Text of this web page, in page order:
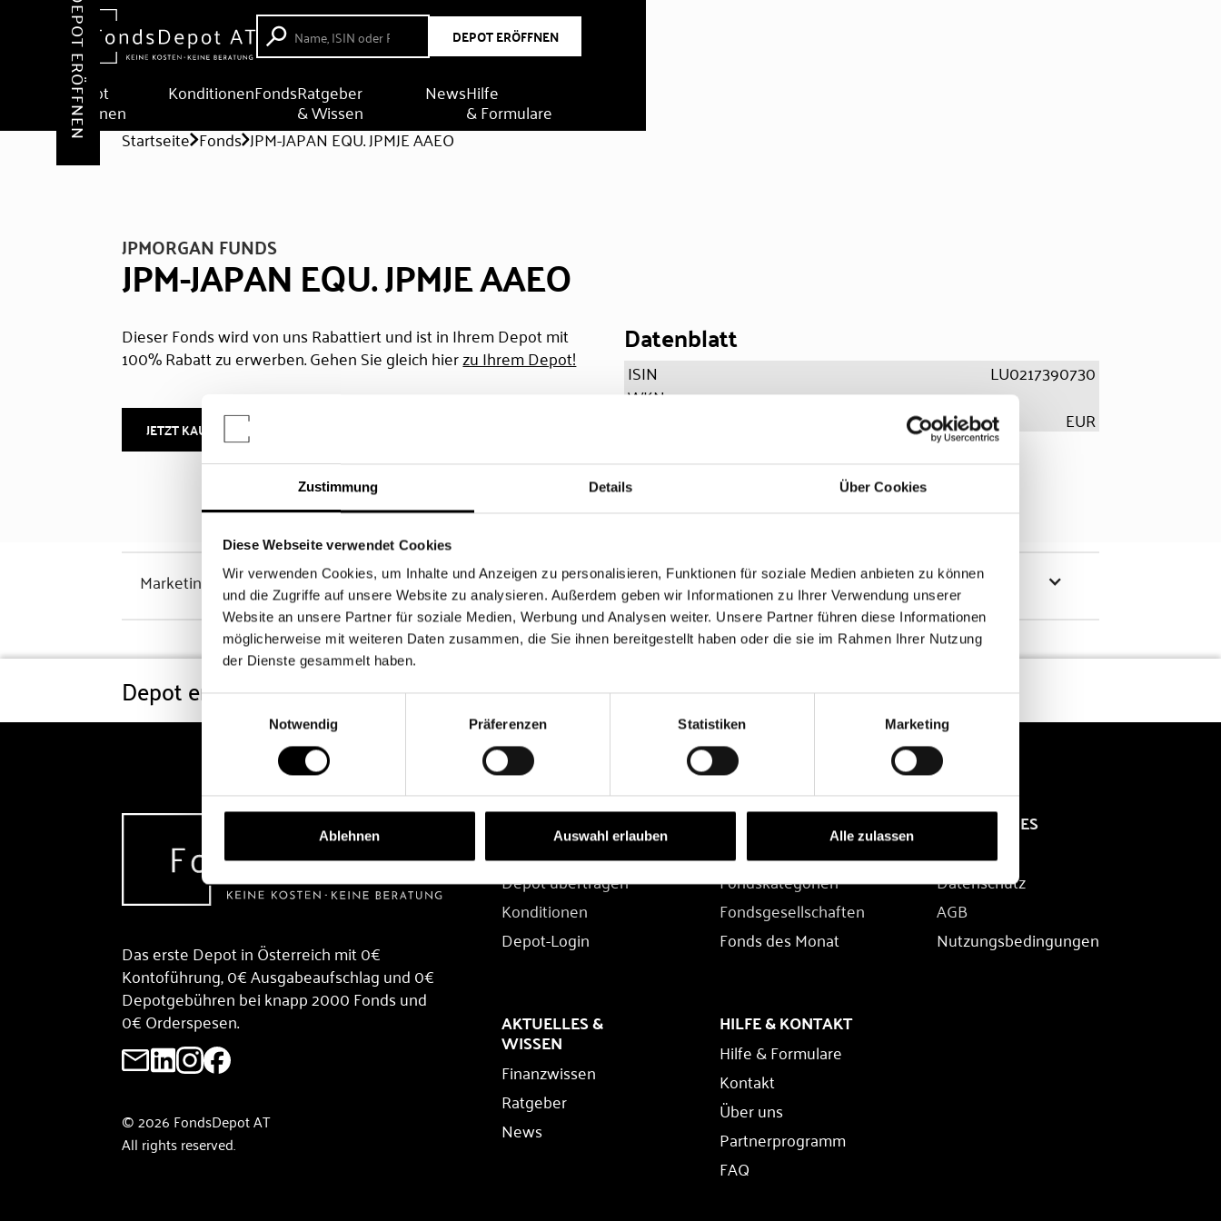
Zustimmung Details Über Cookies
Diese Webseite verwendet Cookies
Wir verwenden Cookies, um Inhalte und Anzeigen zu personalisieren, Funktionen für soziale Medien anbieten zu können
und die Zugriffe auf unsere Website zu analysieren. Außerdem geben wir Informationen zu Ihrer Verwendung unserer
Website an unsere Partner für soziale Medien, Werbung und Analysen weiter. Unsere Partner führen diese Informationen
möglicherweise mit weiteren Daten zusammen, die Sie ihnen bereitgestellt haben oder die sie im Rahmen Ihrer Nutzung
der Dienste gesammelt haben.
Einwilligungsauswahl
Notwendig
Präferenzen Statistiken Marketing
Ablehnen Auswahl erlauben Alle zulassen
DEPOT ERÖFFNEN
Depot
eröffnen
KonditionenFondsRatgeber
& Wissen
NewsHilfe
& Formulare
DEPOT ERÖFFNEN Startseite Fonds JPM-JAPAN EQU. JPMJE AAEO
JPMORGAN FUNDS
JPM-JAPAN EQU. JPMJE AAEO
Dieser Fonds wird von uns Rabattiert und ist in Ihrem Depot mit
100% Rabatt zu erwerben. Gehen Sie gleich hierzu Ihrem Depot!
JETZT KAUFEN
Datenblatt
ISIN
LU0217390730
WKN
EUR
Marketinghinweis Chancen & Risiken
Depot eröffnen Konditionen Fonds FAQ
Das erste Depot in Österreich mit 0€
Kontoführung, 0€ Ausgabeaufschlag und 0€
Depotgebühren bei knapp 2000 Fonds und
0€ Orderspesen.
© 2026 FondsDepot AT
All rights reserved.
DEPOT
Depot übertragen
Konditionen
Depot-Login
FONDS
Fondssuche
Fondskategorien
Fondsgesellschaften
Fonds des Monat
RECHTLICHES
Impressum
Datenschutz
AGB
Nutzungsbedingungen
AKTUELLES &
WISSEN
Finanzwissen
Ratgeber
News
HILFE & KONTAKT
Hilfe & Formulare
Kontakt
Über uns
Partnerprogramm
FAQ